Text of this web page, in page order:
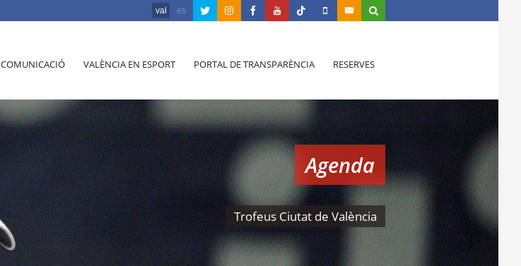
val es
COMUNICACIÓ VALÈNCIA EN ESPORT PORTAL DE TRANSPARÈNCIA RESERVES
Agenda
Trofeus Ciutat de València